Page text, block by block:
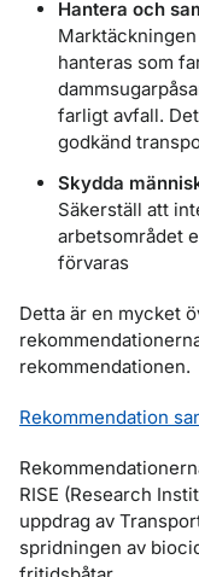
Hantera och
hanteras som
farligt avfall.
godkänd
Skydda
Säkerställ att
arbetsområdet
förvaras
Detta är en mycket
rekommendationen.
Rekommendation
RISE (Research
uppdrag av
spridningen av